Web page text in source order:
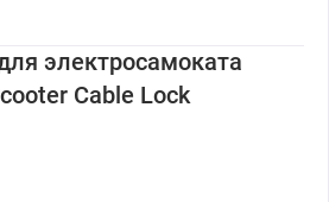
электросамоката
Cable Lock